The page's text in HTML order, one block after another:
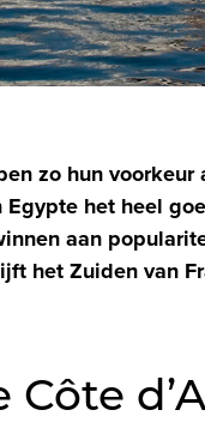
zo hun
het heel
aan
het Zuiden van